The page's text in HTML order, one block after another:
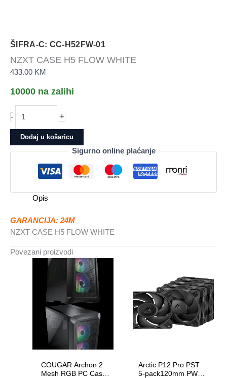
ŠIFRA-C: CC-H52FW-01
NZXT CASE H5 FLOW WHITE
433.00 KM
10000 na zalihi
-
CASE
H5
FLOW
+
Dodaj u košaricu
Sigurno online plaćanje
Opis
GARANCIJA: 24M
NZXT CASE H5 FLOW WHITE
Povezani proizvodi
COUGAR Archon 2
Mesh RGB PC Case,
Arctic P12 Pro PST
5-pack120mm PWM